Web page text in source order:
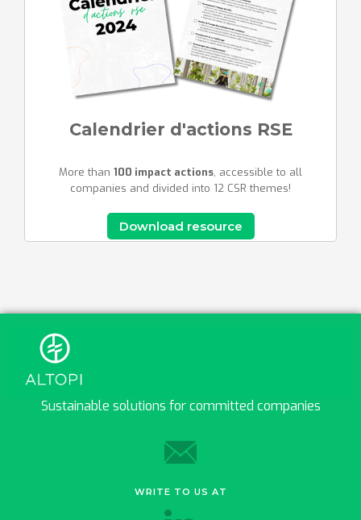
Calendrier d'actions RSE
More than 100 impact actions, accessible to all
companies and divided into 12 CSR themes!
Download resource
Sustainable solutions for committed companies
WRITE TO US AT